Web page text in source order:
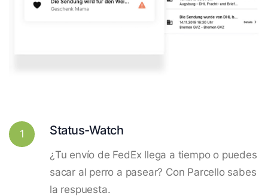
1 Status-Watch
¿Tu envío de FedEx llega a tiempo o puedes
sacar al perro a pasear? Con Parcello sabes
la respuesta.